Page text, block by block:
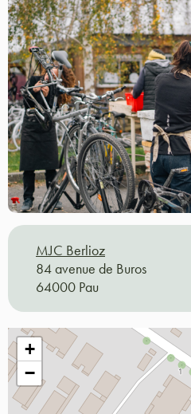
MJC Berlioz
84 avenue de Buros
64000 Pau
+
−